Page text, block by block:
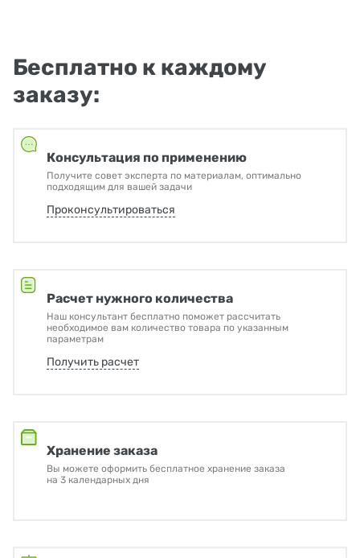
Бесплатно к каждому
заказу:
Консультация по применению
Получите совет эксперта по материалам, оптимально
подходящим для вашей задачи
Проконсультироваться
Расчет нужного количества
Наш консультант бесплатно поможет рассчитать
необходимое вам количество товара по указанным
параметрам
Получить расчет
Хранение заказа
Вы можете оформить бесплатное хранение заказа
на 3 календарных дня